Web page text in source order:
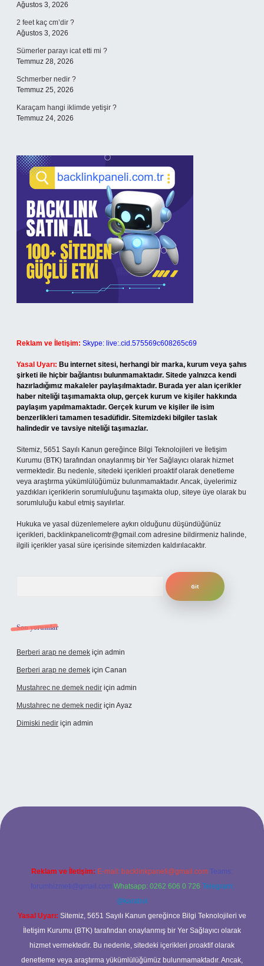
Ağustos 3, 2026
2 feet kaç cm’dir ?
Ağustos 3, 2026
Sümerler parayı icat etti mi ?
Temmuz 28, 2026
Schmerber nedir ?
Temmuz 25, 2026
Karaçam hangi iklimde yetişir ?
Temmuz 24, 2026
Reklam ve İletişim: Skype: live:.cid.575569c608265c69
Yasal Uyarı: Bu internet sitesi, herhangi bir marka, kurum veya şahıs
şirketi ile hiçbir bağlantısı bulunmamaktadır. Sitede yalnızca kendi
hazırladığımız makaleler paylaşılmaktadır. Burada yer alan içerikler
haber niteliği taşımamakta olup, gerçek kurum ve kişiler hakkında
paylaşım yapılmamaktadır. Gerçek kurum ve kişiler ile isim
benzerlikleri tamamen tesadüfidir. Sitemizdeki bilgiler taslak
halindedir ve tavsiye niteliği taşımazlar.
Sitemiz, 5651 Sayılı Kanun gereğince Bilgi Teknolojileri ve İletişim
Kurumu (BTK) tarafından onaylanmış bir Yer Sağlayıcı olarak hizmet
vermektedir. Bu nedenle, sitedeki içerikleri proaktif olarak denetleme
veya araştırma yükümlülüğümüz bulunmamaktadır. Ancak, üyelerimiz
yazdıkları içeriklerin sorumluluğunu taşımakta olup, siteye üye olarak bu
sorumluluğu kabul etmiş sayılırlar.
Hukuka ve yasal düzenlemelere aykırı olduğunu düşündüğünüz
içerikleri, backlinkpanelicomtr@gmail.com adresine bildirmeniz halinde,
ilgili içerikler yasal süre içerisinde sitemizden kaldırılacaktır.
Son yorumlar
Berberi arap ne demek için admin
Berberi arap ne demek için Canan
Mustahrec ne demek nedir için admin
Mustahrec ne demek nedir için Ayaz
Dimiski nedir için admin
tulipbett.net/
Reklam ve İletişim: E-mail: backlinkpaneli@gmail.com Teams:
forumhizmeti@gmail.com Whatsapp: 0262 606 0 726 Telegram:
@karabul
Yasal Uyarı: Sitemiz, 5651 Sayılı Kanun gereğince Bilgi Teknolojileri ve
İletişim Kurumu (BTK) tarafından onaylanmış bir Yer Sağlayıcı olarak
hizmet vermektedir. Bu nedenle, sitedeki içerikleri proaktif olarak
denetleme veya araştırma yükümlülüğümüz bulunmamaktadır. Ancak,